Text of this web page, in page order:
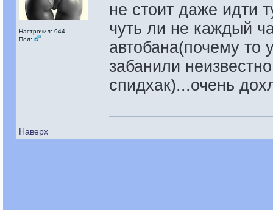
Настрочил: 944
Пол:
не стоит даже идти
чуть ли не каждый
автобана(почему
забанили
спидхак)...очень
Наверх